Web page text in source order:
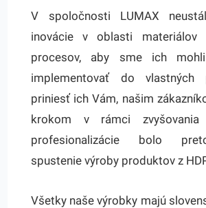
V spoločnosti LUMAX
inovácie v oblasti materiálov
procesov, aby sme ich
implementovať do vlastných
priniesť ich Vám, našim
krokom v rámci
profesionalizácie bolo
spustenie výroby produktov z
Všetky naše výrobky majú